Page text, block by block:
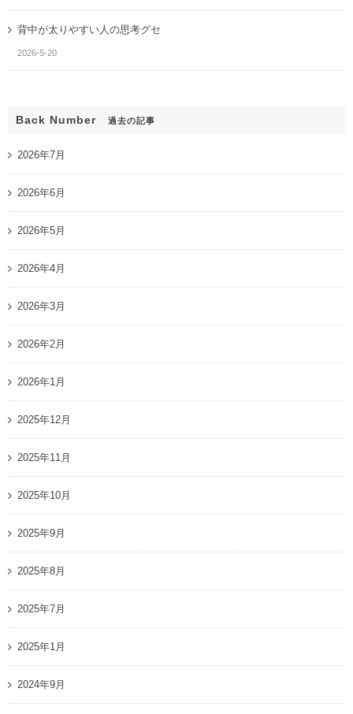
背中が太りやすい人の思考グセ
2026-5-20
Back Number 過去の記事
2026年7月
2026年6月
2026年5月
2026年4月
2026年3月
2026年2月
2026年1月
2025年12月
2025年11月
2025年10月
2025年9月
2025年8月
2025年7月
2025年1月
2024年9月